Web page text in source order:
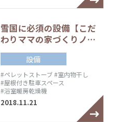
雪国に必須の設備【こだ
わりママの家づくりノ…
設備
#ペレットストーブ#室内物干し
#屋根付き駐車スペース
#浴室暖房乾燥機
2018.11.21